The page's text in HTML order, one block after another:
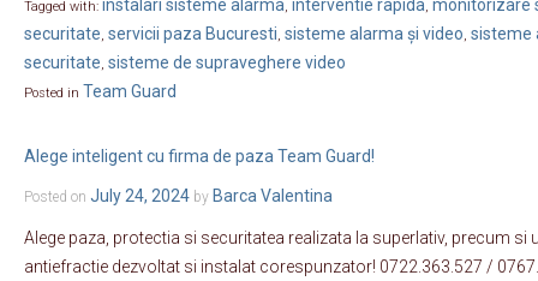
Tagged with: instalari sisteme alarma, interventie rapida, monitorizare
securitate, servicii paza Bucuresti, sisteme alarma și video, sisteme
securitate, sisteme de supraveghere video
Posted in Team Guard
Alege inteligent cu firma de paza Team Guard!
Posted on July 24, 2024 by Barca Valentina
Alege paza, protectia si securitatea realizata la superlativ, precum si
antiefractie dezvoltat si instalat corespunzator! 0722.363.527 /